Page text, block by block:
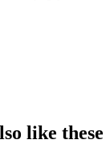
like these